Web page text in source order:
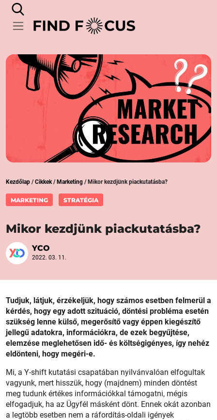
Kezdőlap /Cikkek/ Marketing / Mikor kezdjünk piackutatásba?
MARKETING STRATÉGIA
Mikor kezdjünk piackutatásba?
YCO
2022. 03. 11.
Tudjuk, látjuk, érzékeljük, hogy számos esetben felmerül a
kérdés, hogy egy adott szituáció, döntési probléma esetén
szükség lenne külső, megerősítő vagy éppen kiegészítő
jellegű adatokra, információkra, de ezek begyűjtése,
elemzése meglehetősen idő- és költségigényes, így nehéz
eldönteni, hogy megéri-e.
Mi, a Y-shift kutatási csapatában nyilvánvalóan elfogultak
vagyunk, mert hisszük, hogy (majdnem) minden döntést
meg tudunk értékes információkkal támogatni, mégis
elfogadjuk, ha az Ügyfél másként dönt. Ennek okát azonban
a legtöbb esetben nem a ráfordítás-oldali igények